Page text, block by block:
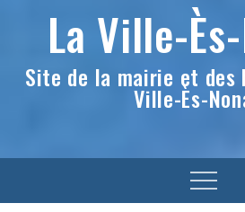
La Ville-
Site de la mairie et des
Ville-Ès-
Menu